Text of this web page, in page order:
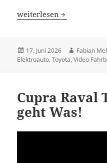
Toyota bz4x Touring:
weiterlesen
Veröffentlicht
am
17. Juni 2026 Autor
Fabian
Elektroauto,Toyota,Video
Cupra Raval
geht Was!